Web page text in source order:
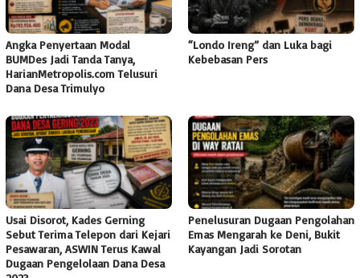
Angka Penyertaan Modal
BUMDes Jadi Tanda Tanya,
HarianMetropolis.com Telusuri
Dana Desa Trimulyo
“Londo Ireng” dan Luka bagi
Kebebasan Pers
Usai Disorot, Kades Gerning
Sebut Terima Telepon dari Kejari
Pesawaran, ASWIN Terus Kawal
Dugaan Pengelolaan Dana Desa
Penelusuran Dugaan Pengolahan
Emas Mengarah ke Deni, Bukit
Kayangan Jadi Sorotan